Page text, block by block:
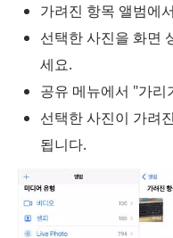
가려진 항목 앨범에
선택한 사진을 화면
세요.
공유 메뉴에서 "가리
선택한 사진이 가려
됩니다.